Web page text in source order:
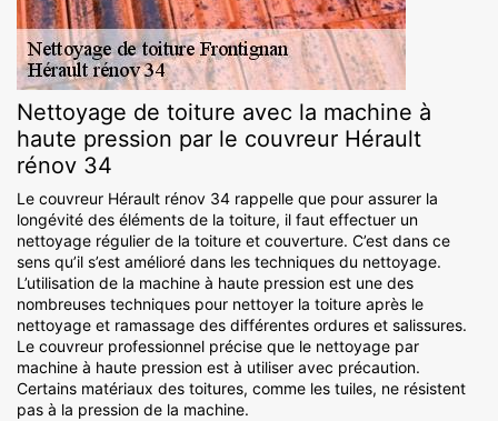
Nettoyage de toiture avec la machine à
haute pression par le couvreur Hérault
rénov 34
Le couvreur Hérault rénov 34 rappelle que pour assurer la
longévité des éléments de la toiture, il faut effectuer un
nettoyage régulier de la toiture et couverture. C’est dans ce
sens qu’il s’est amélioré dans les techniques du nettoyage.
L’utilisation de la machine à haute pression est une des
nombreuses techniques pour nettoyer la toiture après le
nettoyage et ramassage des différentes ordures et salissures.
Le couvreur professionnel précise que le nettoyage par
machine à haute pression est à utiliser avec précaution.
Certains matériaux des toitures, comme les tuiles, ne résistent
pas à la pression de la machine.